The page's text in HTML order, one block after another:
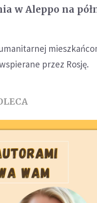
w Aleppo na
przez Rosję.